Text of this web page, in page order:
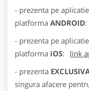
- prezenta pe
platforma ANDROID:
- prezenta pe
platforma iOS:
link
- prezenta
singura afacere